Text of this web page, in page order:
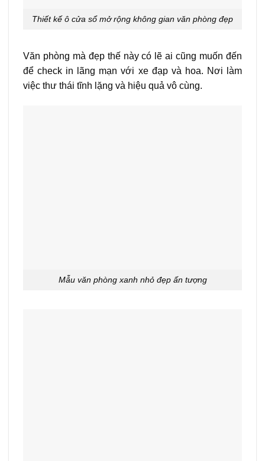
Thiết kế ô cửa sổ mở rộng không gian văn phòng đẹp
Văn phòng mà đẹp thế này có lẽ ai cũng muốn đến
để check in lãng mạn với xe đạp và hoa. Nơi làm
việc thư thái tĩnh lặng và hiệu quả vô cùng.
Mẫu văn phòng xanh nhỏ đẹp ấn tượng